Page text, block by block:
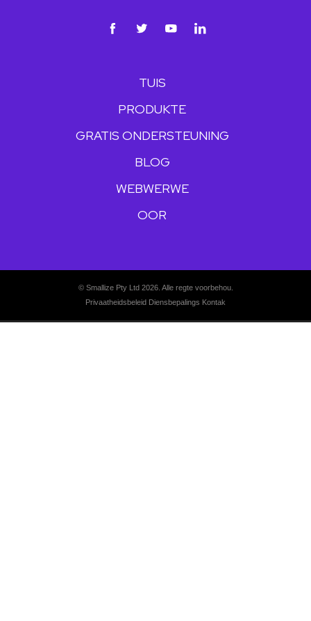
TUIS
PRODUKTE
GRATIS ONDERSTEUNING
BLOG
WEBWERWE
OOR
© Smallize Pty Ltd 2026. Alle regte voorbehou.
Privaatheidsbeleid Diensbepalings Kontak